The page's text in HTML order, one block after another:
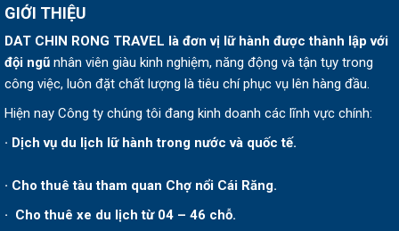
GIỚI THIỆU
DAT CHIN RONG TRAVEL là đơn vị lữ hành được thành lập với
đội ngũ nhân viên giàu kinh nghiệm, năng động và tận tụy trong
công việc, luôn đặt chất lượng là tiêu chí phục vụ lên hàng đầu.
Hiện nay Công ty chúng tôi đang kinh doanh các lĩnh vực chính:
· Dịch vụ du lịch lữ hành trong nước và quốc tế.
· Cho thuê tàu tham quan Chợ nổi Cái Răng.
· Cho thuê xe du lịch từ 04 – 46 chỗ.